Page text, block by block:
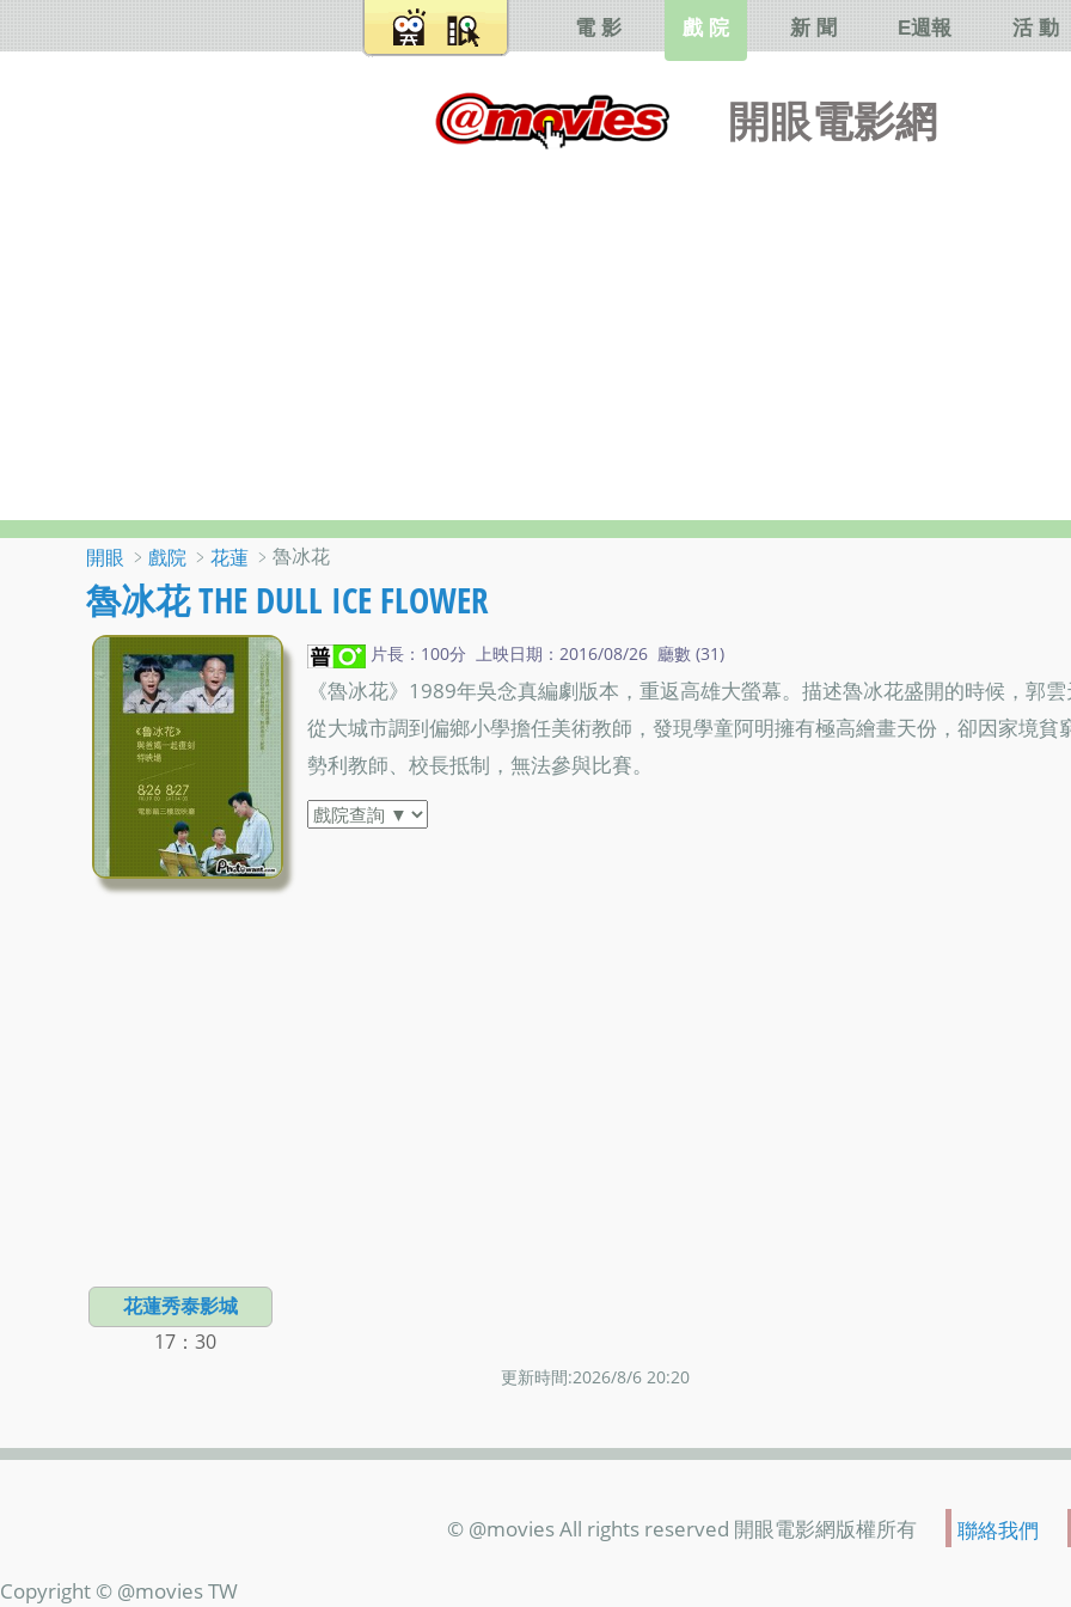
開眼電影網
電 影 戲 院 新 聞 E週報 活 動
開眼 ﹥ 戲院 ﹥ 花蓮 ﹥魯冰花
魯冰花 THE DULL ICE FLOWER
片長：100分 上映日期：2016/08/26 廳數 (31)
《魯冰花》1989年吳念真編劇版本，重返高雄大螢幕。描述魯冰花盛開的時候，郭
從大城市調到偏鄉小學擔任美術教師，發現學童阿明擁有極高繪畫天份，卻因家境貧
勢利教師、校長抵制，無法參與比賽。
花蓮秀泰影城
17：30
更新時間:2026/8/6 20:20
© @movies All rights reserved 開眼電影網版權所有 聯絡我們
Copyright © @movies TW